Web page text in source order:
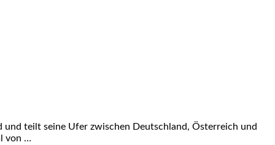
und teilt seine Ufer zwischen Deutschland, Österreich und
von …